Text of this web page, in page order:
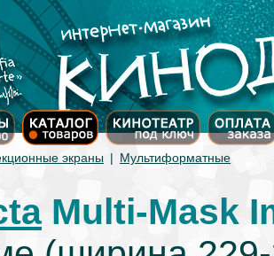
экраны | Мультиформатные
Multi-Mask